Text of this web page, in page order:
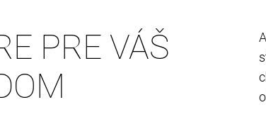
PRE VÁŠ